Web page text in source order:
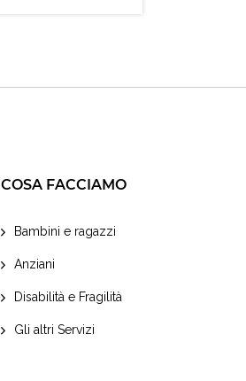
COSA FACCIAMO
Bambini e ragazzi
Anziani
Disabilità e Fragilità
Gli altri Servizi